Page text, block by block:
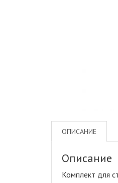
ОПИСАНИЕ
Описание
Комплект для